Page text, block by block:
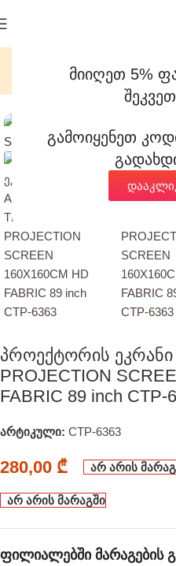
მიიღეთ 5%
გამოიყენეთ
საოფისე ტექნიკა
პროექტორის ეკრანი
PROJECTION
FABRIC 89 inch CTP-
არტიკული: CTP-6363
280,00 ₾ არ არის
არ არის მარაგში
ფილიალებში მარაგების